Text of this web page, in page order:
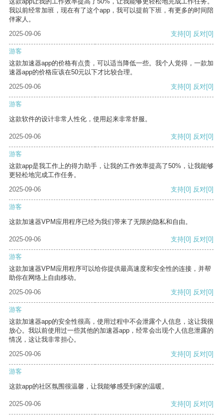
我以前经常加班，现在有了这个app，我可以提前下班，有更多的时间陪
伴家人。
2025-09-06
支持[0] 反对[0]
游客
这款加速器app的价格有点贵，可以适当降低一些。我个人觉得，一款加
速器app的价格应该在50元以下才比较合理。
2025-09-06
支持[0] 反对[0]
游客
这款软件的设计非常人性化，使用起来非常舒服。
2025-09-06 支持[0] 反对[0]
游客
这款app是我工作上的得力助手，让我的工作效率提高了50%，让我能够
更轻松地完成工作任务。
2025-09-06
支持[0] 反对[0]
游客
这款加速器VPM应用程序已经为我们带来了无限的隐私和自由。
2025-09-06 支持[0] 反对[0]
游客
这款加速器VPM应用程序可以给你提供最高速度和安全性的连接，并帮
助你在网络上自由移动。
2025-09-06
支持[0] 反对[0]
游客
这款加速器app的安全性很高，使用过程中不会泄露个人信息，这让我很
放心。我以前使用过一些其他的加速器app，经常会出现个人信息泄露的
情况，这让我非常担心。
2025-09-06
支持[0] 反对[0]
游客
这款app的社区氛围很温馨，让我能够感受到家的温暖。
2025-09-06 支持[0] 反对[0]